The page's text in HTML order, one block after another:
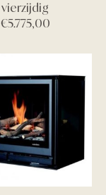
vierzijdig
€5.775,00